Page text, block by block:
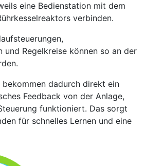
eine Bedienstation mit dem
verbinden.
und Regelkreise können so an der
bekommen dadurch direkt ein
Feedback von der Anlage,
funktioniert. Das sorgt
für schnelles Lernen und eine